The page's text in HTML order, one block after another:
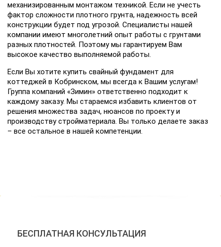
механизированным монтажом техникой. Если не учесть
фактор сложности плотного грунта, надежность всей
конструкции будет под угрозой. Специалисты нашей
компании имеют многолетний опыт работы с грунтами
разных плотностей. Поэтому мы гарантируем Вам
высокое качество выполняемой работы.
Если Вы хотите купить свайный фундамент для
коттеджей в Кобринском, мы всегда к Вашим услугам!
Группа компаний «Зимин» ответственно подходит к
каждому заказу. Мы стараемся избавить клиентов от
решения множества задач, нюансов по проекту и
производству стройматериала. Вы только делаете заказ
– все остальное в нашей компетенции.
БЕСПЛАТНАЯ КОНСУЛЬТАЦИЯ